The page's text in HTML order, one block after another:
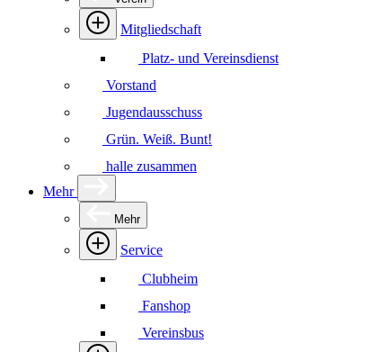
Mitgliedschaft
Platz- und Vereinsdienst
Vorstand
Jugendausschuss
Grün. Weiß. Bunt!
halle zusammen
Mehr
Mehr
Service
Clubheim
Fanshop
Vereinsbus